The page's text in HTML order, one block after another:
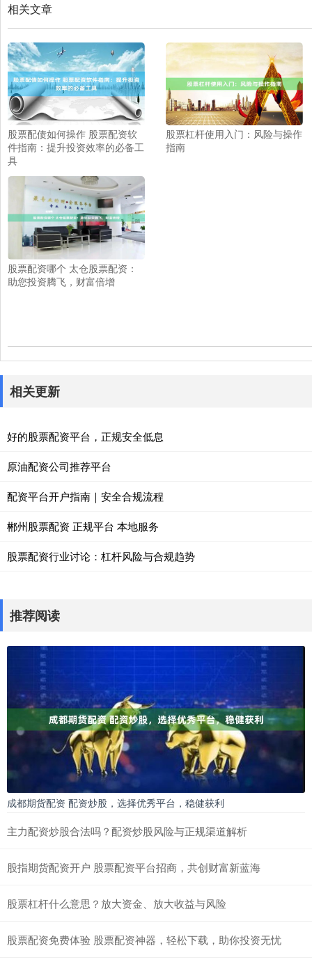
相关文章
股票配债如何操作 股票配资软
件指南：提升投资效率的必备工
具
股票杠杆使用入门：风险与操作
指南
股票配资哪个 太仓股票配资：
助您投资腾飞，财富倍增
相关更新
好的股票配资平台，正规安全低息
原油配资公司推荐平台
配资平台开户指南｜安全合规流程
郴州股票配资 正规平台 本地服务
股票配资行业讨论：杠杆风险与合规趋势
推荐阅读
成都期货配资 配资炒股，选择优秀平台，稳健获利
主力配资炒股合法吗？配资炒股风险与正规渠道解析
股指期货配资开户 股票配资平台招商，共创财富新蓝海
股票杠杆什么意思？放大资金、放大收益与风险
股票配资免费体验 股票配资神器，轻松下载，助你投资无忧